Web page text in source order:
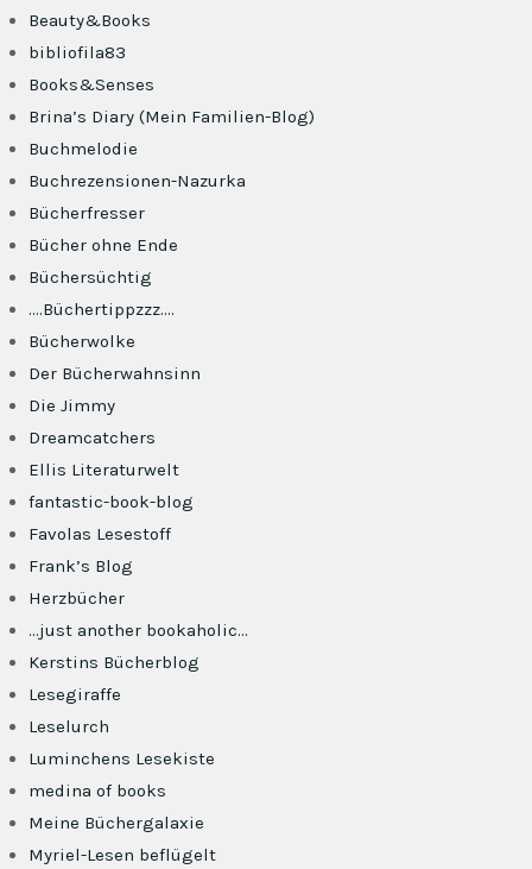
Beauty&Books
bibliofila83
Books&Senses
Brina’s Diary (Mein Familien-Blog)
Buchmelodie
Buchrezensionen-Nazurka
Bücherfresser
Bücher ohne Ende
Büchersüchtig
….Büchertippzzz….
Bücherwolke
Der Bücherwahnsinn
Die Jimmy
Dreamcatchers
Ellis Literaturwelt
fantastic-book-blog
Favolas Lesestoff
Frank’s Blog
Herzbücher
…just another bookaholic…
Kerstins Bücherblog
Lesegiraffe
Leselurch
Luminchens Lesekiste
medina of books
Meine Büchergalaxie
Myriel-Lesen beflügelt